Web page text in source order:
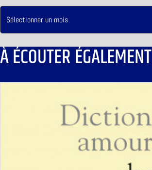
À ÉCOUTER ÉGALEMENT